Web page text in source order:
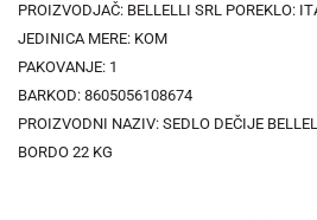
PROIZVODJAČ: BELLELLI SRL POREKLO:
JEDINICA MERE: KOM
PAKOVANJE: 1
BARKOD: 8605056108674
PROIZVODNI NAZIV: SEDLO DEČIJE
BORDO 22 KG